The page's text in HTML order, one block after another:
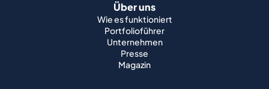
Über uns
Wie es funktioniert
Portfolioführer
Unternehmen
Presse
Magazin